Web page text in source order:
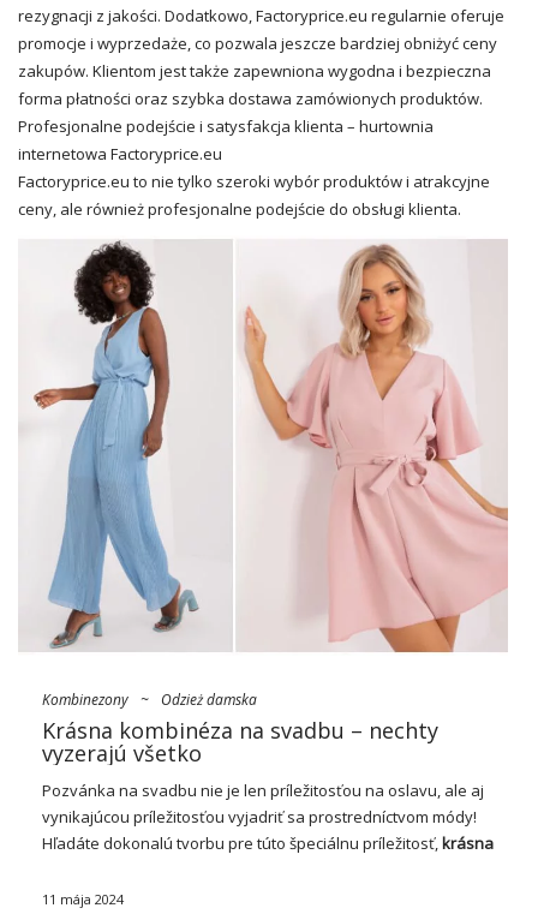
rezygnacji z jakości. Dodatkowo, Factoryprice.eu regularnie oferuje
promocje i wyprzedaże, co pozwala jeszcze bardziej obniżyć ceny
zakupów. Klientom jest także zapewniona wygodna i bezpieczna
forma płatności oraz szybka dostawa zamówionych produktów.
Profesjonalne podejście i satysfakcja klienta – hurtownia
internetowa Factoryprice.eu
Factoryprice.eu to nie tylko szeroki wybór produktów i atrakcyjne
ceny, ale również profesjonalne podejście do obsługi klienta.
Kombinezony ~ Odzież damska
Krásna kombinéza na svadbu – nechty
vyzerajú všetko
Pozvánka na svadbu nie je len príležitosťou na oslavu, ale aj
vynikajúcou príležitosťou vyjadriť sa prostredníctvom módy!
Hľadáte dokonalú tvorbu pre túto špeciálnu príležitosť,krásna
sortimente veľkoobchodníkov s oblečením …
11 mája 2024